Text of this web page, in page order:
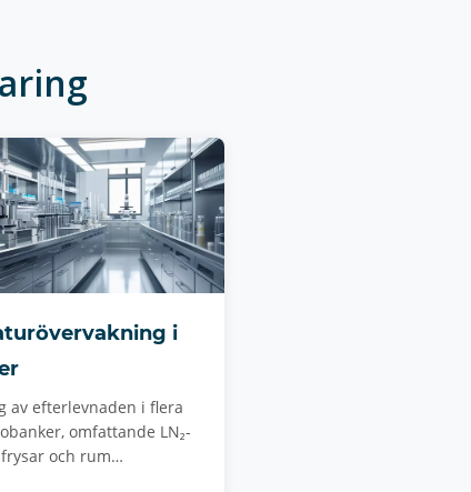
i
av efterlevnaden i flera
omfattande LN₂-
frysar och rum…